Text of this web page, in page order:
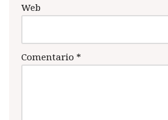
Web
Comentario *